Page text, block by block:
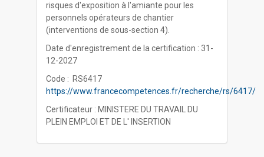
risques d'exposition à l'amiante pour les
personnels opérateurs de chantier
(interventions de sous-section 4).
Date d'enregistrement de la certification : 31-
12-2027
Code : RS6417
https://www.francecompetences.fr/recherche/rs/6417/
Certificateur : MINISTERE DU TRAVAIL DU
PLEIN EMPLOI ET DE L' INSERTION